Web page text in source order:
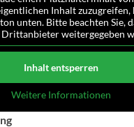
Inhalt zuzugreifen,
unten. Bitte beachten Sie,
Drittanbieter weitergegeben
Inhalt entsperren
Weitere Informationen